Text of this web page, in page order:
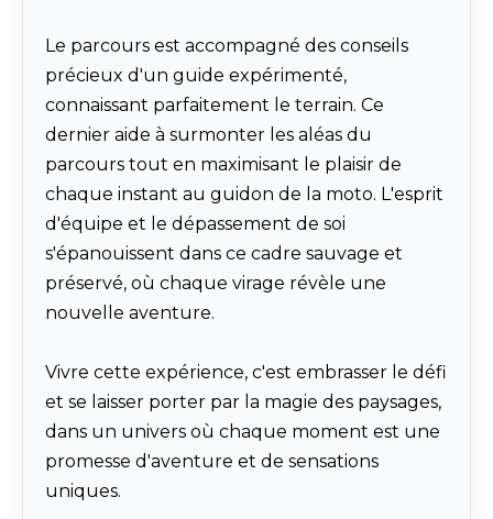
Le parcours est accompagné des conseils
précieux d'un guide expérimenté,
connaissant parfaitement le terrain. Ce
dernier aide à surmonter les aléas du
parcours tout en maximisant le plaisir de
chaque instant au guidon de la moto. L'esprit
d'équipe et le dépassement de soi
s'épanouissent dans ce cadre sauvage et
préservé, où chaque virage révèle une
nouvelle aventure.
Vivre cette expérience, c'est embrasser le défi
et se laisser porter par la magie des paysages,
dans un univers où chaque moment est une
promesse d'aventure et de sensations
uniques.